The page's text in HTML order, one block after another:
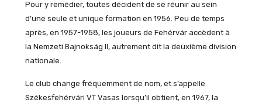
Pour y remédier, toutes décident de se réunir au sein
d’une seule et unique formation en 1956. Peu de temps
après, en 1957-1958, les joueurs de Fehérvár accèdent à
la Nemzeti Bajnokság II, autrement dit la deuxième division
nationale.
Le club change fréquemment de nom, et s’appelle
Székesfehérvári VT Vasas lorsqu’il obtient, en 1967, la